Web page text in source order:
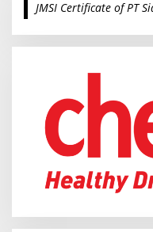
o
JMSI Certificate of PT